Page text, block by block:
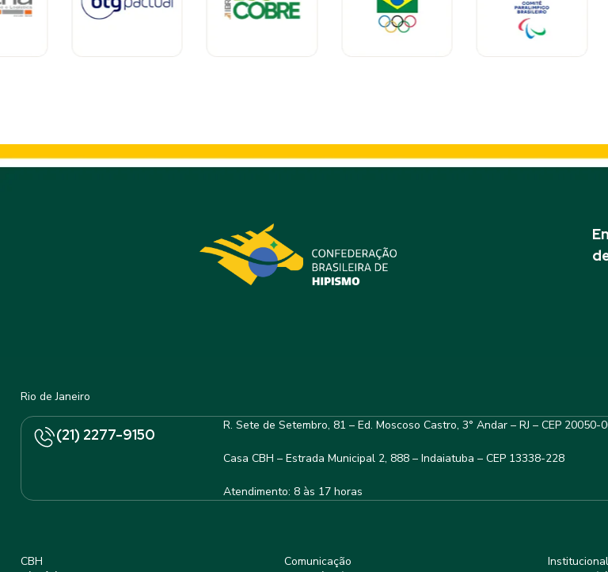
Rio de Janeiro
(21) 2277-9150
R. Sete de Setembro, 81 – Ed. Moscoso Castro, 3° Andar – RJ – CEP 20050-
Casa CBH – Estrada Municipal 2, 888 – Indaiatuba – CEP 13338-228
Atendimento: 8 às 17 horas
CBH Comunicação Institucional